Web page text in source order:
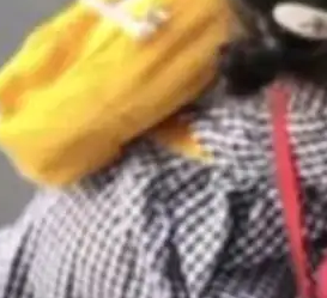
在用 Isolate 运行代
，它们需要的是 Iso
容器的问题在于启动
要执行的任务可能
但容器从冷启动到
十...
商业秘密。苹果的诉
统性地从前东家挖
OpenAI 没发律师
在官网贴了一篇博
is getting this wro
iMessage 聊天记
苹果外部律师 Gabr
2 月 23 日下午 5:53
Chang 发了封邮
配合调查前苹
上架WorkBu
干活的AI办公
蒙PC版上架HUAWE
直接下载即可使
致。值得一提的是，
板接入WorkBuddy P
写”重磅功能——你写
互不干扰。一句话让
体验！ 温馨提示：
“Lei”，以此纪
今天正式发
了带来新一代音视频
外，还有一个特殊之